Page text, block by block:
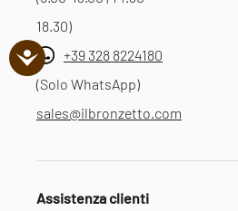
18.30)
+39 328 8224180
(Solo WhatsApp)
sales@ilbronzetto.com
Assistenza clienti